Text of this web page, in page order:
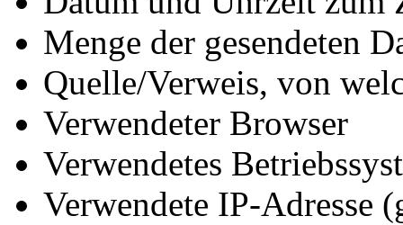
Menge der gesendeten
Quelle/Verweis, von
Verwendeter Browser
Verwendetes
Verwendete IP-Adresse